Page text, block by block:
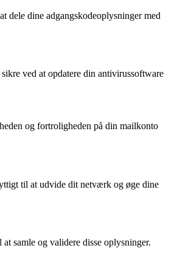
dele dine adgangskodeoplysninger med
ved at opdatere din antivirussoftware
og fortroligheden på din mailkonto
til at udvide dit netværk og øge dine
samle og validere disse oplysninger.